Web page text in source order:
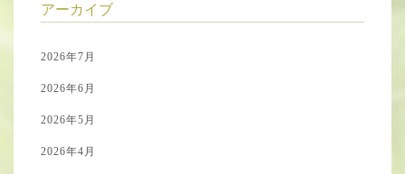
アーカイブ
2026年7月
2026年6月
2026年5月
2026年4月